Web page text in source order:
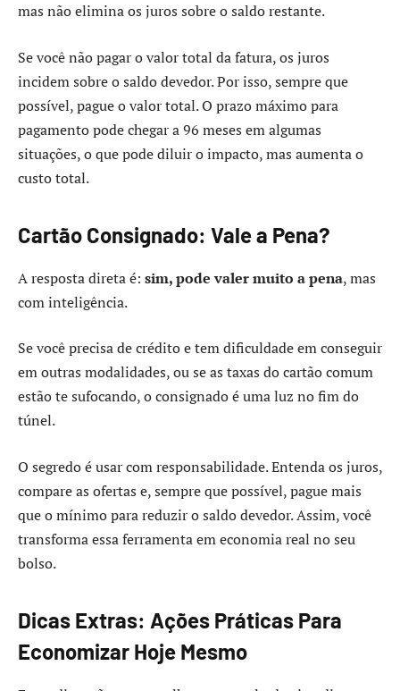
mas não elimina os juros sobre o saldo restante.
Se você não pagar o valor total da fatura, os juros
incidem sobre o saldo devedor. Por isso, sempre que
possível, pague o valor total. O prazo máximo para
pagamento pode chegar a 96 meses em algumas
situações, o que pode diluir o impacto, mas aumenta o
custo total.
Cartão Consignado: Vale a Pena?
A resposta direta é: sim, pode valer muito a pena, mas
com inteligência.
Se você precisa de crédito e tem dificuldade em conseguir
em outras modalidades, ou se as taxas do cartão comum
estão te sufocando, o consignado é uma luz no fim do
túnel.
O segredo é usar com responsabilidade. Entenda os juros,
compare as ofertas e, sempre que possível, pague mais
que o mínimo para reduzir o saldo devedor. Assim, você
transforma essa ferramenta em economia real no seu
bolso.
Dicas Extras: Ações Práticas Para
Economizar Hoje Mesmo